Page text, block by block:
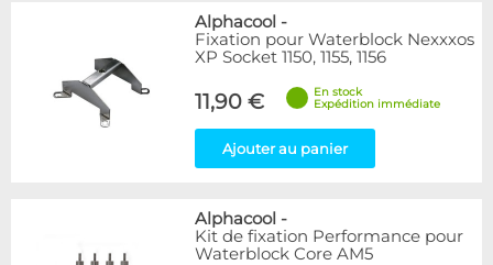
Alphacool -
Fixation pour Waterblock Nexxxos
XP Socket 1150, 1155, 1156
11,90 €
En stock
Expédition immédiate
Ajouter au panier
Alphacool -
Kit de fixation Performance pour
Waterblock Core AM5